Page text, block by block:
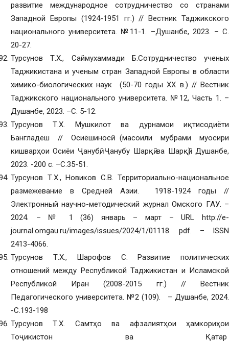
развитие международное сотрудничество со странами
Западной Европы (1924-1951 гг.) // Вестник Таджикского
национального университета. №11-1. –Душанбе, 2023. – С.
20-27.
Турсунов Т.Х., Саймухаммади Б.Сотрудничество ученых
Таджикистана и ученым стран Западной Европы в области
химико-биологических наук (50-70 годы XX в.) // Вестник
Таджикского национального университета. №12, Часть 1. –
Душанбе, 2023. –С. 5-12.
Турсунов Т.Х. Мушкилот ва дурнамои иқтисодиёти
Бангладеш // Осиёшиносӣ (масоили мубрами муосири
кишварҳои Осиёи Ҷанубӣ, Ҷанубу Шарқӣ ва Шарқӣ). Душанбе,
2023. -200 с. –С.35-51.
Турсунов Т.Х., Новиков С.В. Территориально-национальное
размежевание в Средней Азии. 1918-1924 годы //
Электронный научно-методический журнал Омского ГАУ. –
2024. – № 1 (36) январь – март – URL http://e-
journal.omgau.ru/images/issues/2024/1/01118. pdf. – ISSN
2413-4066.
Турсунов Т.Х., Шарофов С. Развитие политических
отношений между Республикой Таджикистан и Исламской
Республикой Иран (2008-2015 гг.) // Вестник
Педагогического университета. №2 (109). – Душанбе, 2024.
-С.193-198
Турсунов Т.Х. Самтҳо ва афзалиятҳои ҳамкориҳои
Тоҷикистон ва Қатар